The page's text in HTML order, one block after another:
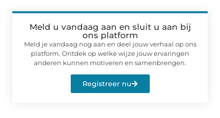
Meld u vandaag aan en sluit u aan bij
ons platform
Meld je vandaag nog aan en deel jouw verhaal op ons
platform. Ontdek op welke wijze jouw ervaringen
anderen kunnen motiveren en samenbrengen.
Registreer nu